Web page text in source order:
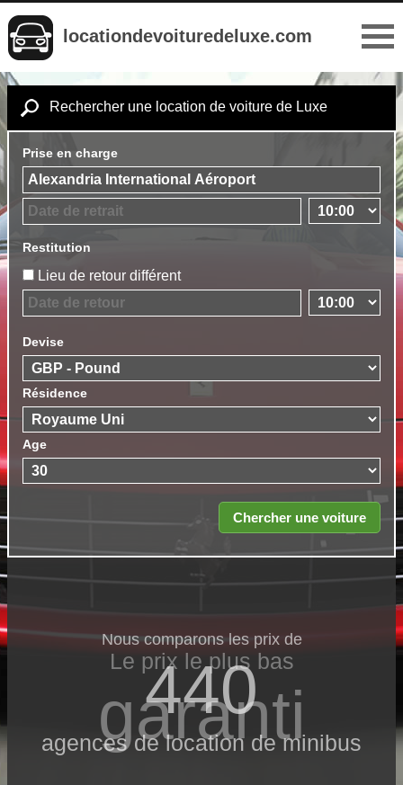
locationdevoituredeluxe.com
Rechercher une location de voiture de Luxe
Prise en charge
Restitution
Lieu de retour différent
Devise
Résidence
Age
Nous comparons les prix de
440
agences de location de minibus
Le prix le​ plus bas
garanti